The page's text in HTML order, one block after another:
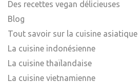
Des recettes vegan délicieuses
Blog
Tout savoir sur la cuisine asiatique
La cuisine indonésienne
La cuisine thaïlandaise
La cuisine vietnamienne